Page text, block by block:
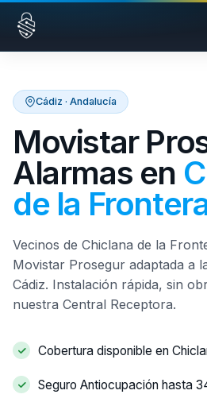
Saltar al contenido
Cádiz · Andalucía
Movistar
Alarmas en
de la
Vecinos de Chiclana de la
Movistar Prosegur adaptada a
Cádiz. Instalación rápida, sin
nuestra Central Receptora.
Cobertura disponible en
Seguro Antiocupación hasta